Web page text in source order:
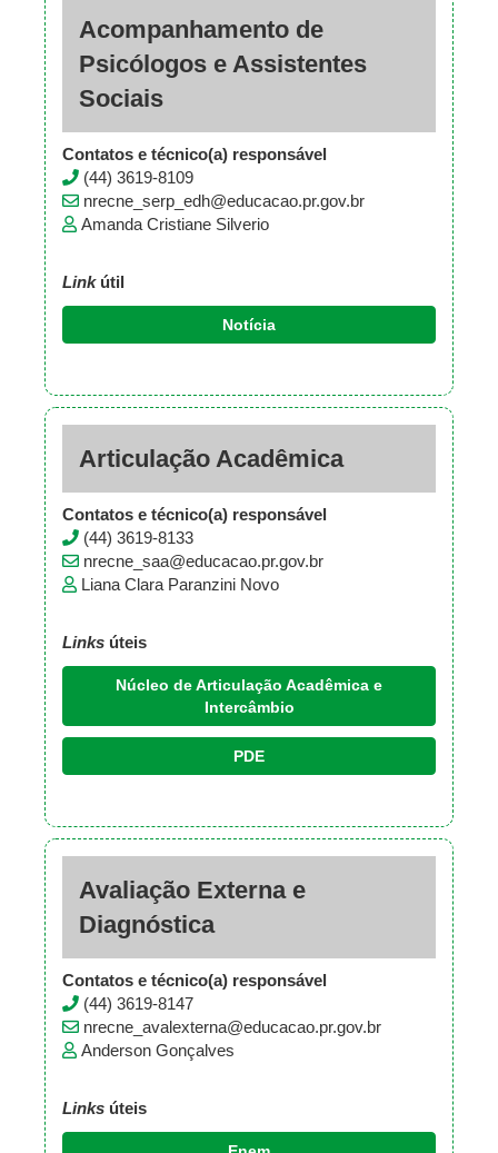
Acompanhamento de
Psicólogos e Assistentes
Sociais
Contatos e técnico(a) responsável
(44) 3619-8109
nrecne_serp_edh@educacao.pr.gov.br
Amanda Cristiane Silverio
Linkútil
Notícia
Articulação Acadêmica
Contatos e técnico(a) responsável
(44) 3619-8133
nrecne_saa@educacao.pr.gov.br
Liana Clara Paranzini Novo
Links úteis
Núcleo de Articulação Acadêmica e
Intercâmbio
PDE
Avaliação Externa e
Diagnóstica
Contatos e técnico(a) responsável
(44) 3619-8147
nrecne_avalexterna@educacao.pr.gov.br
Anderson Gonçalves
Links úteis